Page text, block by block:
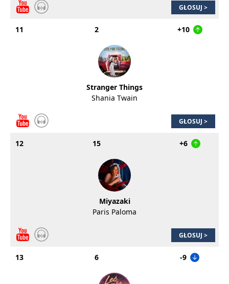
GŁOSUJ >
11 2 +10
Stranger Things
Shania Twain
GŁOSUJ >
12 15 +6
Miyazaki
Paris Paloma
GŁOSUJ >
13 6 -9